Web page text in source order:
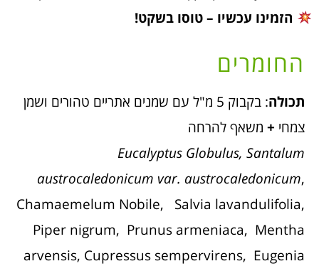
הזמינו עכשיו – טוסו בשקט!
החומרים
תכולה
: בקבוק 5 מ"ל עם שמנים אתריים טהורים ושמן
צמחי + משאף להרחה
Eucalyptus Globulus, Santalum
austrocaledonicum var. austrocaledonicum,
Chamaemelum Nobile, Salvia lavandulifolia,
Piper nigrum, Prunus armeniaca, Mentha
arvensis, Cupressus sempervirens, Eugenia